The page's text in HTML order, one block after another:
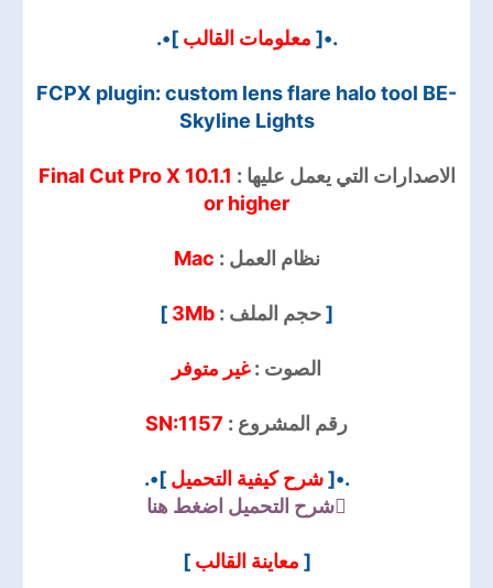
.•[ معلومات القالب ]•.
FCPX plugin: custom lens flare halo tool BE-
Skyline Lights
الاصدارات التي يعمل عليها : Final Cut Pro X 10.1.1
or higher
نظام العمل : Mac
[حجم الملف : 3Mb
]
الصوت :غير متوفر
رقم المشروع : SN:1157
.•[شرح كيفية التحميل ]•.
شرح التحميل اضغط هنا
[ معاينة القالب]